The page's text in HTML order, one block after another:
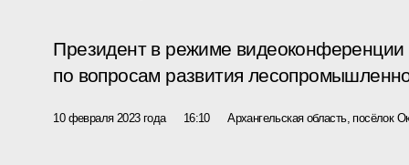
Президент в режиме
по вопросам развития
10 февраля 2023 года 16:10 Архангельская область, посёлок